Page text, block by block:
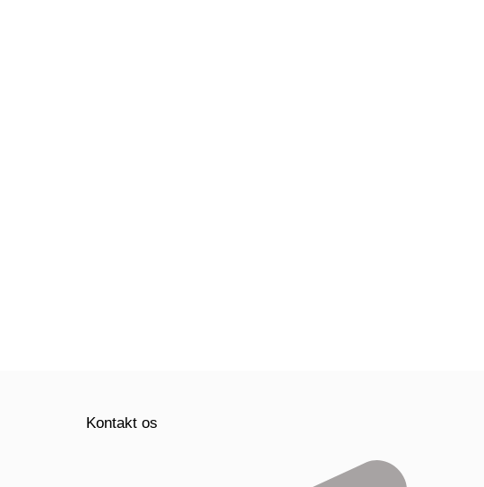
Kontakt os